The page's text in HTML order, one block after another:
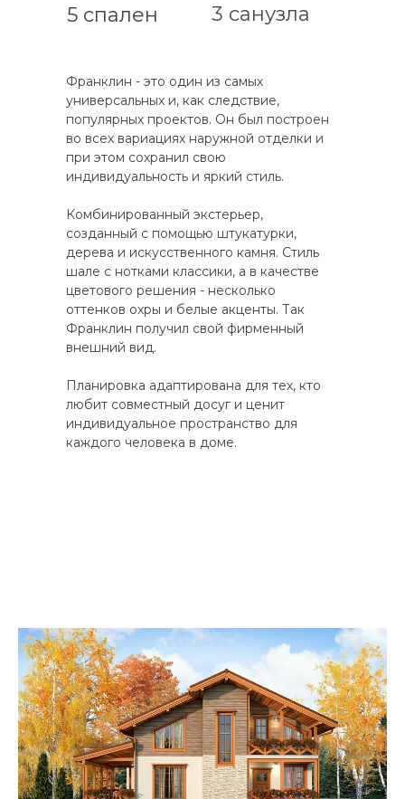
5 спален 3 санузла
Франклин - это один из самых
универсальных и, как следствие,
популярных проектов. Он был построен
во всех вариациях наружной отделки и
при этом сохранил свою
индивидуальность и яркий стиль.
Комбинированный экстерьер,
созданный с помощью штукатурки,
дерева и искусственного камня. Стиль
шале с нотками классики, а в качестве
цветового решения - несколько
оттенков охры и белые акценты. Так
Франклин получил свой фирменный
внешний вид.
Планировка адаптирована для тех, кто
любит совместный досуг и ценит
индивидуальное пространство для
каждого человека в доме.